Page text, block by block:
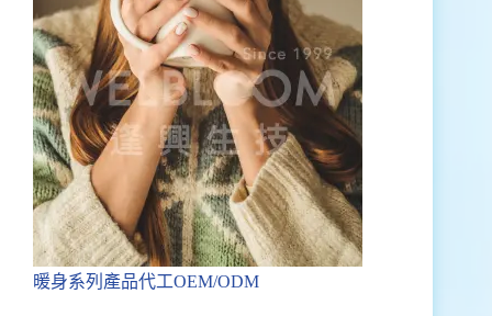
暖身系列產品代工OEM/ODM